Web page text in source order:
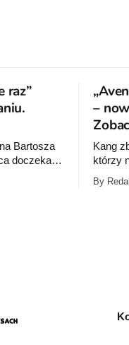
raz”
Bartosza
doczeka
„Wróć
–
Kang
którzy
By